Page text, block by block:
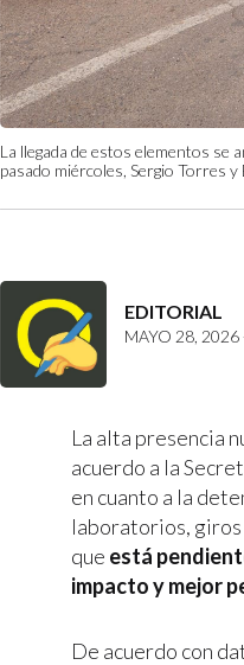
La llegada de estos elementos se
pasado miércoles, Sergio Torres
EDITORIAL
MAYO 28,
La alta presencia
acuerdo a la
en cuanto a la
laboratorios, giros
que está
impacto y mejor
De acuerdo con